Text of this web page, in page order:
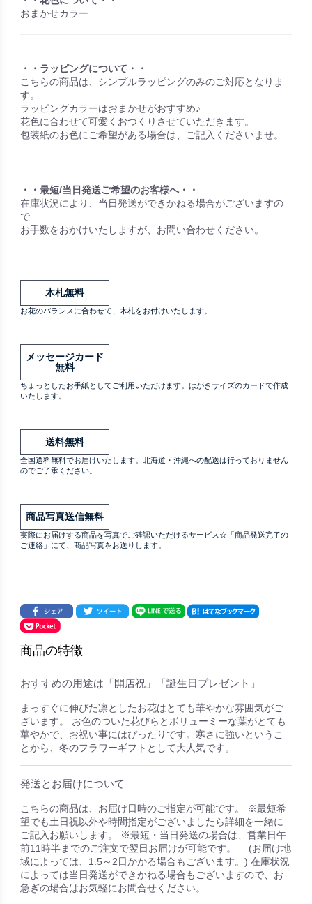
おまかせカラー
・・ラッピングについて・・
こちらの商品は、シンプルラッピングのみのご対応となりま
す。
ラッピングカラーはおまかせがおすすめ♪
花色に合わせて可愛くおつくりさせていただきます。
包装紙のお色にご希望がある場合は、ご記入くださいませ。
・・最短/当日発送ご希望のお客様へ・・
在庫状況により、当日発送ができかねる場合がございますの
で
お手数をおかけいたしますが、お問い合わせください。
木札無料
お花のバランスに合わせて、木札をお付けいたします。
メッセージカード
無料
ちょっとしたお手紙としてご利用いただけます。はがきサイズのカードで作成
いたします。
送料無料
全国送料無料でお届けいたします。北海道・沖縄への配送は行っておりません
のでご了承ください。
商品写真送信無料
実際にお届けする商品を写真でご確認いただけるサービス☆「商品発送完了の
ご連絡」にて、商品写真をお送りします。
商品の特徴
おすすめの用途は「開店祝」「誕生日プレゼント」
まっすぐに伸びた凛としたお花はとても華やかな雰囲気がご
ざいます。 お色のついた花びらとボリューミーな葉がとても
華やかで、お祝い事にはぴったりです。寒さに強いというこ
とから、冬のフラワーギフトとして大人気です。
発送とお届けについて
こちらの商品は、お届け日時のご指定が可能です。 ※最短希
望でも土日祝以外や時間指定がございましたら詳細を一緒に
ご記入お願いします。 ※最短・当日発送の場合は、営業日午
前11時半までのご注文で翌日お届けが可能です。 (お届け地
域によっては、1.5～2日かかる場合もございます。) 在庫状況
によっては当日発送ができかねる場合もございますので、お
急ぎの場合はお気軽にお問合せください。